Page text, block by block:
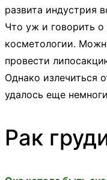
развита индустрия
Что уж и говорить
косметологии.
провести
Однако
удалось еще
Рак